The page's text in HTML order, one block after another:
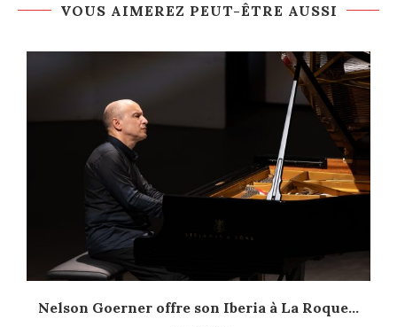
VOUS AIMEREZ PEUT-ÊTRE AUSSI
Nelson Goerner offre son Iberia à La Roque...